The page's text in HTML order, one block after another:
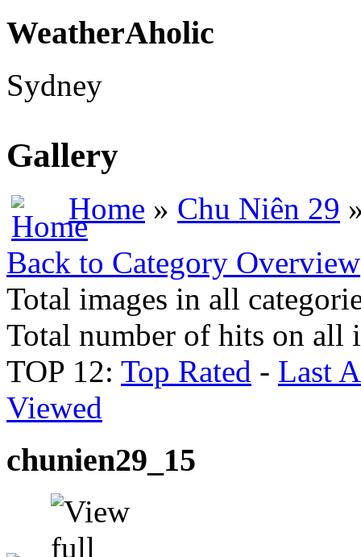
WeatherAholic
Sydney
Gallery
Home » Chu Niên 29
Back to Category Overview
Total images in all
Total number of hits on all
TOP 12: Top Rated - Last
Viewed
chunien29_15